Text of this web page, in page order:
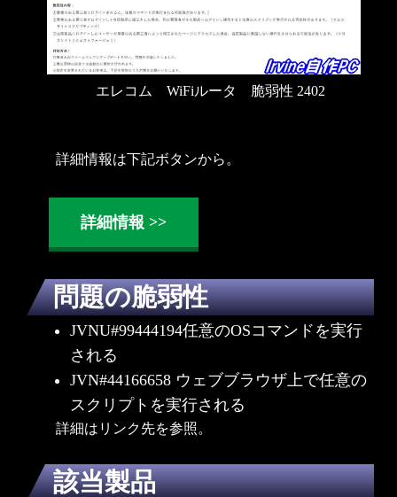
エレコム WiFiルータ 脆弱性 2402
詳細情報は下記ボタンから。
詳細情報
問題の脆弱性
JVNU#99444194任意のOSコマンドを実行
される
JVN#44166658ウェブブラウザ上で任意の
スクリプトを実行される
詳細はリンク先を参照。
該当製品